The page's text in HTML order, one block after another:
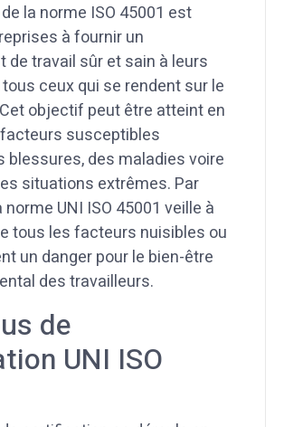
la norme ISO 45001 est
à fournir un
de travail sûr et sain à leurs
ceux qui se rendent sur le
objectif peut être atteint en
susceptibles
blessures, des maladies voire
situations extrêmes. Par
UNI ISO 45001 veille à
tous les facteurs nuisibles ou
un danger pour le bien-être
des travailleurs.
de
UNI ISO